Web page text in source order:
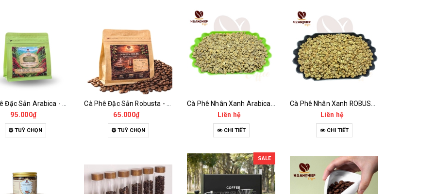
95.000₫
TUỲ CHỌN
65.000₫
TUỲ CHỌN
Liên hệ
CHI TIẾT
Liên hệ
CHI TIẾT
SALE